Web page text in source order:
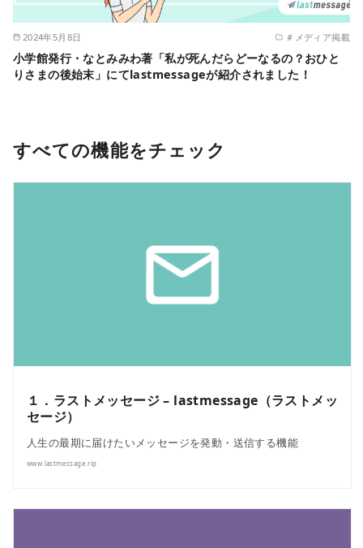
2024年5月8日 ＃メディア掲載
小学館発行・なとみみわ著「私が死んだらどーなるの？おひと
りさまの後始末」にてlastmessageが紹介されました！
すべての機能をチェック
１．ラストメッセージ – lastmessage（ラストメッ
セージ）
人生の最期に届けたいメッセージを発動・送信する機能
www.lastmessage.rip